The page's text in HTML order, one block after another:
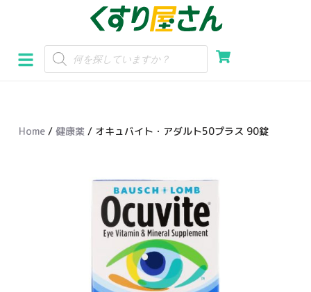
ン
テ
スHome / 健康薬 / オキュバイト・アダルト50プラス 90錠